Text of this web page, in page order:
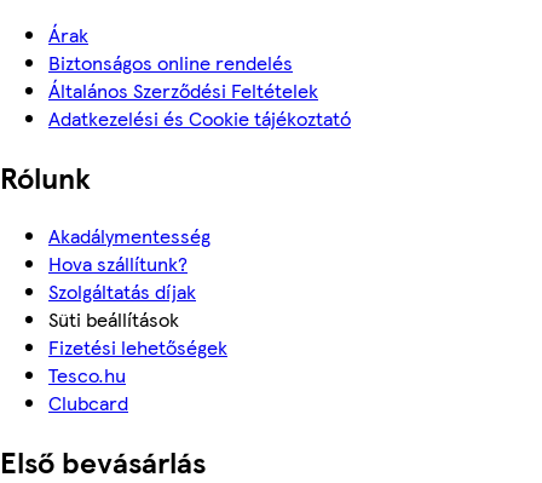
Árak
Biztonságos online rendelés
Általános Szerződési Feltételek
Adatkezelési és Cookie tájékoztató
Rólunk
Akadálymentesség
Hova szállítunk?
Szolgáltatás díjak
Süti beállítások
Fizetési lehetőségek
Tesco.hu
Clubcard
Első bevásárlás